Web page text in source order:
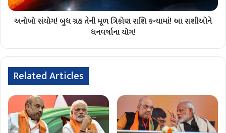
અનોખો સંયોગ! બુધ ગ્રહ તેની મૂળ ત્રિકોણ રાશિ કન્યામાં! આ રાશીઓને
ધનવર્ષાના યોગ!
Related Articles